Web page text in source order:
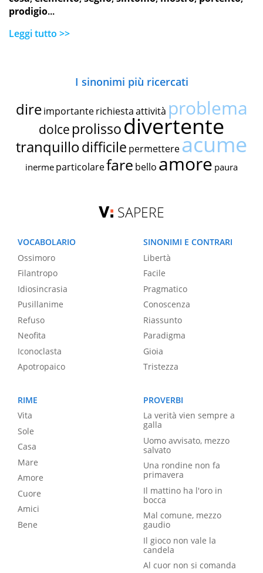
prodigio...
Leggi tutto >>
I sinonimi più ricercati
dire importante richiestaattività problema
dolce prolissodivertente
tranquillodifficile permettereacume
inerme particolarefare bello amore paura
SAPERE
VOCABOLARIO
Ossimoro
Filantropo
Idiosincrasia
Pusillanime
Refuso
Neofita
Iconoclasta
Apotropaico
SINONIMI E CONTRARI
Libertà
Facile
Pragmatico
Conoscenza
Riassunto
Paradigma
Gioia
Tristezza
RIME
Vita
Sole
Casa
Mare
Amore
Cuore
Amici
Bene
PROVERBI
La verità vien sempre a
galla
Uomo avvisato, mezzo
salvato
Una rondine non fa
primavera
Il mattino ha l'oro in
bocca
Mal comune, mezzo
gaudio
Il gioco non vale la
candela
Al cuor non si comanda